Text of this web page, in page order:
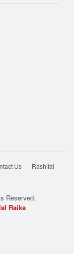
Us
Rashifal
Reserved.
Raika